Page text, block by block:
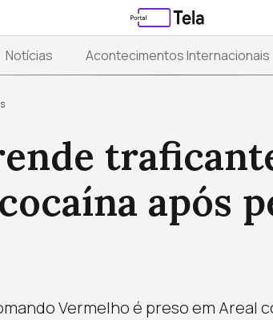
Notícias Acontecimentos Internacionais
após
Vermelho é preso em Areal